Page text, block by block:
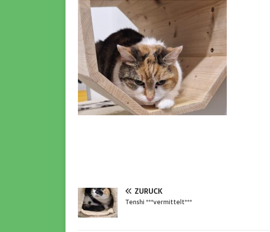
ZURÜCK
Tenshi ***vermittelt***